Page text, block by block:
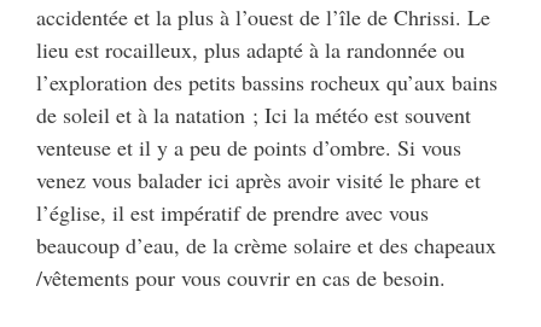
accidentée et la plus à l’ouest de l’île de Chrissi. Le
lieu est rocailleux, plus adapté à la randonnée ou
l’exploration des petits bassins rocheux qu’aux bains
de soleil et à la natation ; Ici la météo est souvent
venteuse et il y a peu de points d’ombre. Si vous
venez vous balader ici après avoir visité le phare et
l’église, il est impératif de prendre avec vous
beaucoup d’eau, de la crème solaire et des chapeaux
/vêtements pour vous couvrir en cas de besoin.